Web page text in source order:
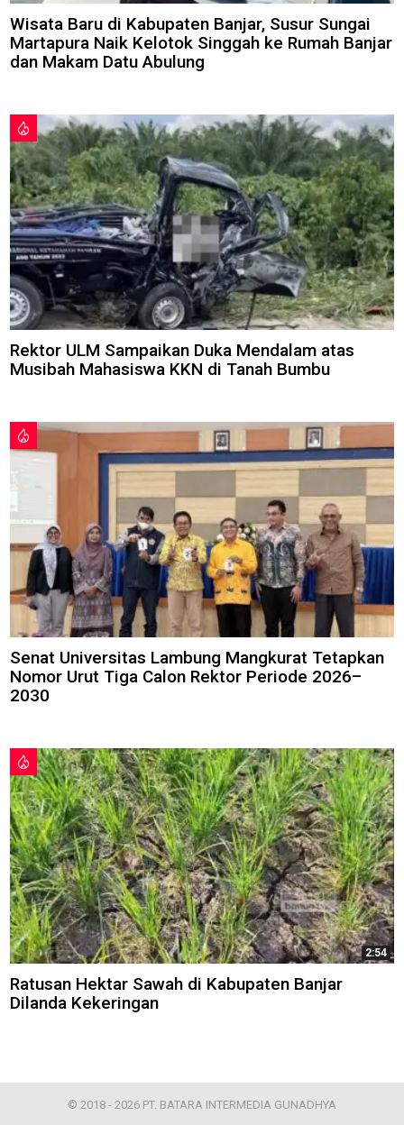
Wisata Baru di Kabupaten Banjar, Susur Sungai
Martapura Naik Kelotok Singgah ke Rumah Banjar
dan Makam Datu Abulung
Rektor ULM Sampaikan Duka Mendalam atas
Musibah Mahasiswa KKN di Tanah Bumbu
Senat Universitas Lambung Mangkurat Tetapkan
Nomor Urut Tiga Calon Rektor Periode 2026–
2030
2:54
Ratusan Hektar Sawah di Kabupaten Banjar
Dilanda Kekeringan
© 2018 - 2026 PT. BATARA INTERMEDIA GUNADHYA